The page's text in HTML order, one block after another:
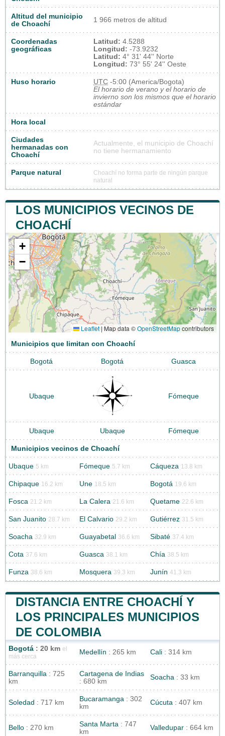
Altitud del municipio
de Choachí
1 966 metros de altitud
Coordenadas
geográficas
Latitud: 4.5288
Longitud: -73.9232
Latitud: 4° 31' 44'' Norte
Longitud: 73° 55' 24'' Oeste
Huso horario UTC -5:00 (America/Bogota)
El horario de verano y el horario de
invierno son los mismos que el horario
estándar
Hora local
Ciudades
hermanadas con
Choachí
Actualmente, el municipio de Choachí
no tiene hermanamiento
Parque natural
Choachí no forma parte de ningún parque
natural
LOS MUNICIPIOS VECINOS DE
CHOACHÍ
+
−
Leaflet|Map data ©OpenStreetMapcontributors
Municipios que limitan con Choachí
Bogotá Bogotá Guasca
Ubaque Fómeque
Ubaque Ubaque Fómeque
Municipios vecinos de Choachí
Ubaque 5 km Fómeque 5.7 km Cáqueza 13.8 km
Chipaque 16.2 km Une 18.5 km Bogotá 19.6 km
Fosca 21.2 km La Calera 21.6 km Quetame 22.6 km
San Juanito 28.7 km El Calvario 29.2 km Gutiérrez 31.5 km
Soacha 32.9 km Guayabetal 36.6 km Sibaté 37.4 km
Cota 37.6 km Guasca 38.1 km Chía 38.5 km
Funza 38.6 km Mosquera 39.3 km Junín 41.3 km
DISTANCIA ENTRE CHOACHÍ Y
LOS PRINCIPALES MUNICIPIOS
DE COLOMBIA
Bogotá : 20 km el
más cerca
Medellín : 265 km Cali : 314 km
Barranquilla : 725
km
Cartagena de Indias
: 680 km
Soacha : 33 km
Soledad : 717 km Bucaramanga : 302
km
Cúcuta : 407 km
Bello : 270 km Santa Marta : 747
km
Valledupar : 664 km